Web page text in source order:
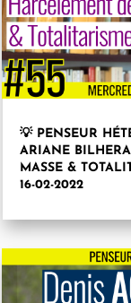
💡 PENSEUR
ARIANE
MASSE &
16-02-2022